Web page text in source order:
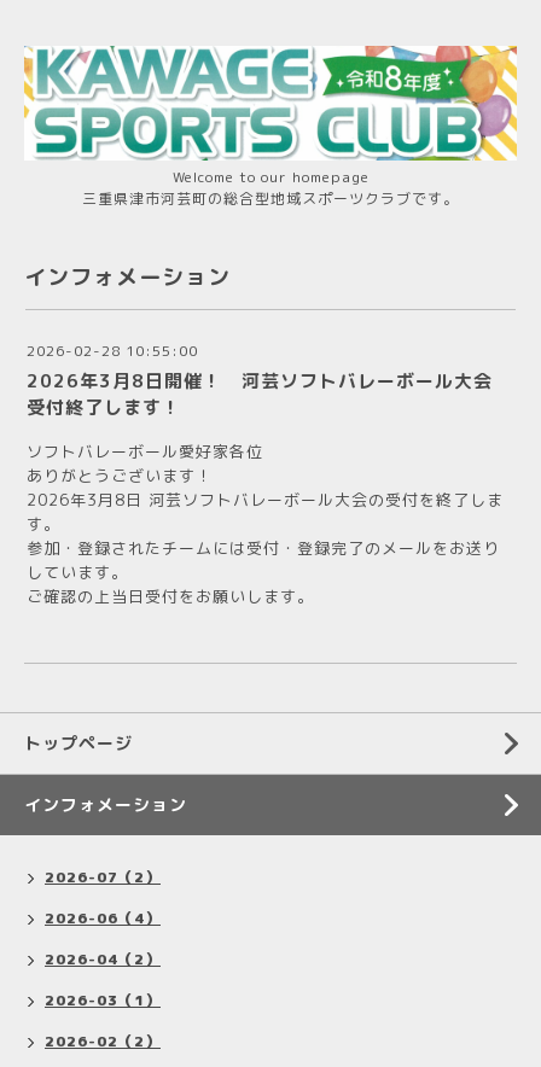
Welcome to our homepage
三重県津市河芸町の総合型地域スポーツクラブです。
インフォメーション
2026-02-28 10:55:00
2026年3月8日開催！ 河芸ソフトバレーボール大会
受付終了します！
ソフトバレーボール愛好家各位
ありがとうございます！
2026年3月8日 河芸ソフトバレーボール大会の受付を終了しま
す。
参加・登録されたチームには受付・登録完了のメールをお送り
しています。
ご確認の上当日受付をお願いします。
トップページ
インフォメーション
2026-07（2）
2026-06（4）
2026-04（2）
2026-03（1）
2026-02（2）